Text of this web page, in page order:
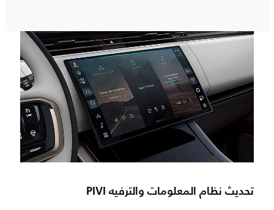
تحديث نظام المعلومات والترفيه PIVI